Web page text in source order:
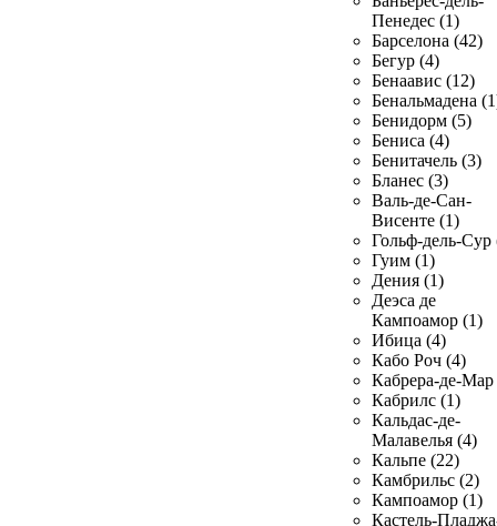
Пенедес (1)
Барселона (42)
Бегур (4)
Бенаавис (12)
Бенальмадена
Бенидорм (5)
Бениса (4)
Бенитачель (3)
Бланес (3)
Валь-де-Сан-
Висенте (1)
Гольф-дель-Сур
Гуим (1)
Дения (1)
Деэса де
Кампоамор (1)
Ибица (4)
Кабо Роч (4)
Кабрера-де-Мар
Кабрилс (1)
Кальдас-де-
Малавелья (4)
Кальпе (22)
Камбрильс (2)
Кампоамор (1)
Кастель-